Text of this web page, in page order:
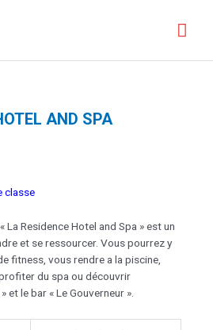
AND SPA
classe
La Residence Hotel and Spa » est un
et se ressourcer. Vous pourrez y
fitness, vous rendre a la piscine,
du spa ou découvrir
et le bar « Le Gouverneur ».